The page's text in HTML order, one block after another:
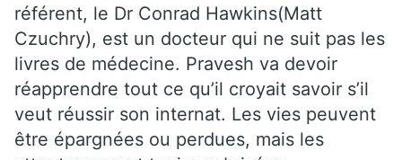
référent, le Dr Conrad Hawkins(Matt
Czuchry), est un docteur qui ne suit pas les
livres de médecine. Pravesh va devoir
réapprendre tout ce qu’il croyait savoir s’il
veut réussir son internat. Les vies peuvent
être épargnées ou perdues, mais les